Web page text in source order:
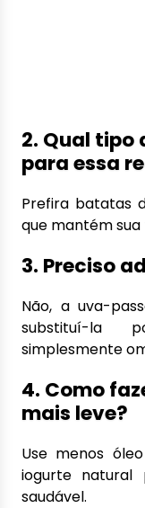
2. Qual tipo
para essa
Prefira batatas
que mantém
3. Preciso
Não, a uva-
substituí-la
simplesmente
4. Como
mais leve?
Use menos
iogurte natural
saudável.